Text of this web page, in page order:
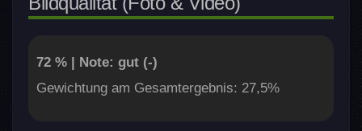
72 % | Note: gut (-)
Gewichtung am Gesamtergebnis: 27,5%